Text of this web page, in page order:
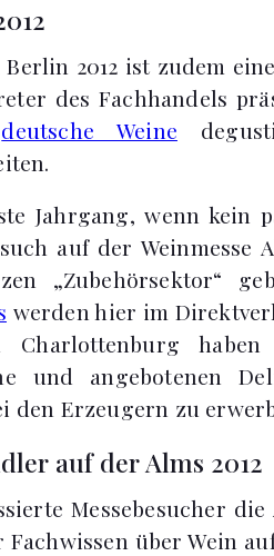
2012 ist zudem
des Fachhandels
deutsche Weine
Jahrgang, wenn kein
auf der Weinmesse
„Zubehörsektor“
werden hier im
Charlottenburg
und angebotenen
den Erzeugern zu
auf der Alms 2012
Messebesucher
über Wein